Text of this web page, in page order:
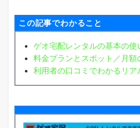
この記事でわかること
ゲオ宅配レンタルの基本の使
料金プランとスポット／月額
利用者の口コミでわかるリア